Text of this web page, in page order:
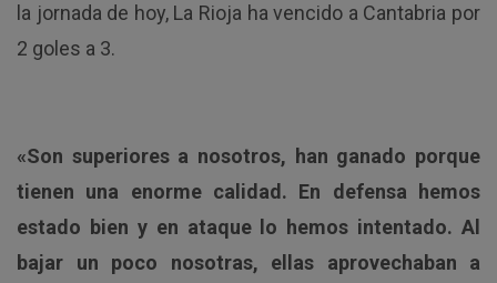
la jornada de hoy, La Rioja ha vencido a Cantabria por
2 goles a 3.
«Son superiores a nosotros, han ganado porque
tienen una enorme calidad. En defensa hemos
estado bien y en ataque lo hemos intentado. Al
bajar un poco nosotras, ellas aprovechaban a